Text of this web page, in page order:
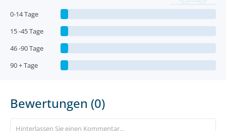
0-14 Tage
15 -45 Tage
46 -90 Tage
90 + Tage
Bewertungen (0)